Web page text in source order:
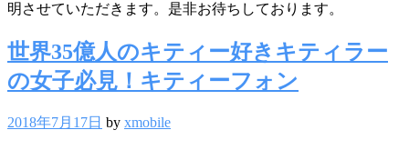
明させていただきます。是非お待ちしております。
世界35億人のキティー好きキティラー
の女子必見！キティーフォン
2018年7月17日 by xmobile